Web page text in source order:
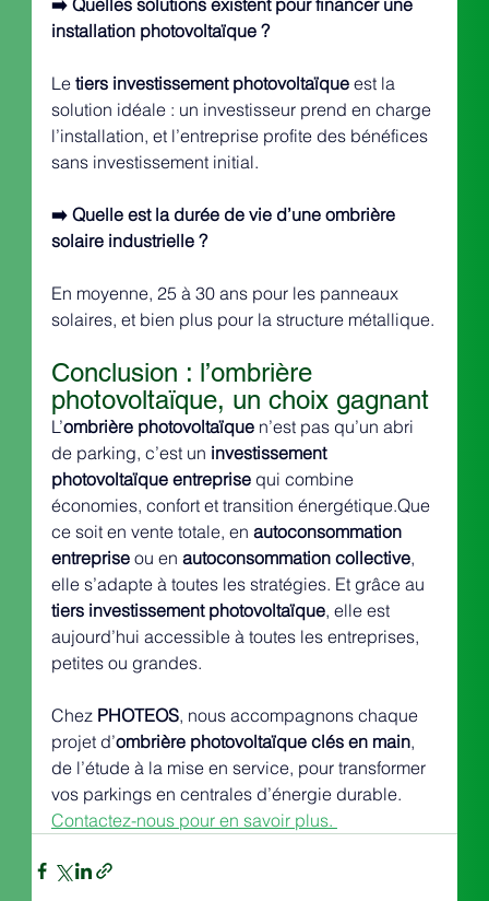
➡️ Quelles solutions existent pour financer une
installation photovoltaïque ?
Le tiers investissement photovoltaïque est la
solution idéale : un investisseur prend en charge
l’installation, et l’entreprise profite des bénéfices
sans investissement initial.
➡️ Quelle est la durée de vie d’une ombrière
solaire industrielle ?
En moyenne, 25 à 30 ans pour les panneaux
solaires, et bien plus pour la structure métallique.
Conclusion : l’ombrière
photovoltaïque, un choix gagnant
L’ombrière photovoltaïque n’est pas qu’un abri
de parking, c’est un investissement
photovoltaïque entreprise qui combine
économies, confort et transition énergétique.Que
ce soit en vente totale, en autoconsommation
entreprise ou en autoconsommation collective,
elle s’adapte à toutes les stratégies. Et grâce au
tiers investissement photovoltaïque, elle est
aujourd’hui accessible à toutes les entreprises,
petites ou grandes.
Chez PHOTEOS, nous accompagnons chaque
projet d’ombrière photovoltaïque clés en main,
de l’étude à la mise en service, pour transformer
vos parkings en centrales d’énergie durable.
Contactez-nous pour en savoir plus.